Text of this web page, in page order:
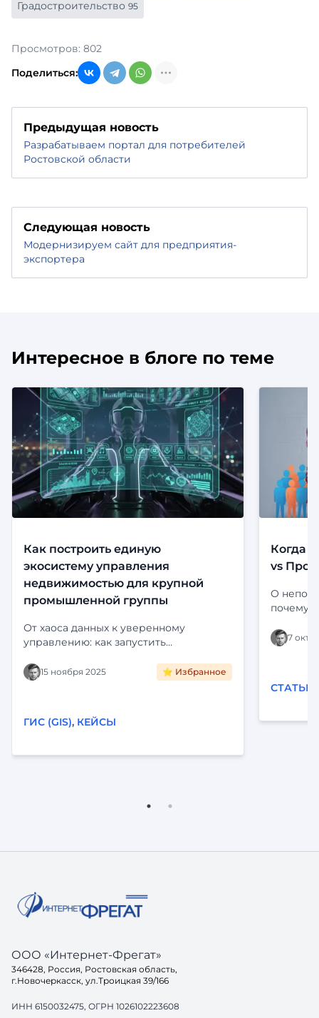
Градостроительство 95
Просмотров: 802
Поделиться:
Предыдущая новость
Разрабатываем портал для потребителей
Ростовской области
Следующая новость
Модернизируем сайт для предприятия-
экспортера
Интересное в блоге по теме
Как построить единую
экосистему управления
недвижимостью для крупной
промышленной группы
От хаоса данных к уверенному
управлению: как запустить
холдинга. Интеграция с ЕГРН,
визуализация на карте и
внедрения «Фарватер-Активы».
15 ноября 2025 ⭐ Избранное
ГИС (GIS), КЕЙСЫ
Когда
vs
О
почему
7
СТАТЬИ
ООО «Интернет-Фрегат»
346428, Россия, Ростовская область,
г.Новочеркасск, ул.Троицкая 39/166
ИНН 6150032475, ОГРН 1026102223608